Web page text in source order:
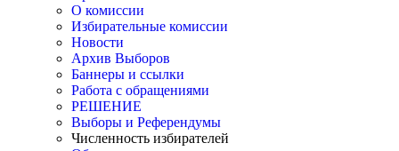
О комиссии
Избирательные комиссии
Новости
Архив Выборов
Баннеры и ссылки
Работа с обращениями
РЕШЕНИЕ
Выборы и Референдумы
Численность избирателей